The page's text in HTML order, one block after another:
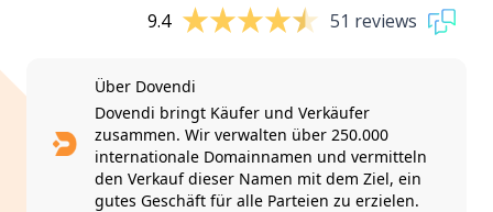
9.4 51 reviews
Über Dovendi
Dovendi bringt Käufer und Verkäufer
zusammen. Wir verwalten über 250.000
internationale Domainnamen und vermitteln
den Verkauf dieser Namen mit dem Ziel, ein
gutes Geschäft für alle Parteien zu erzielen.